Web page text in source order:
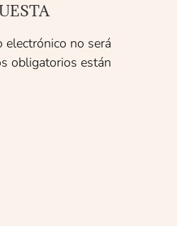
electrónico no será
obligatorios están